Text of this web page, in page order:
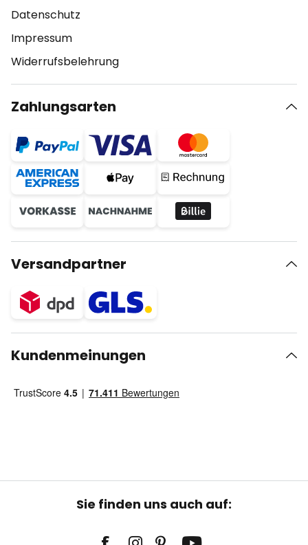
Datenschutz
Impressum
Widerrufsbelehrung
Zahlungsarten
Versandpartner
Kundenmeinungen
Sie finden uns auch auf: